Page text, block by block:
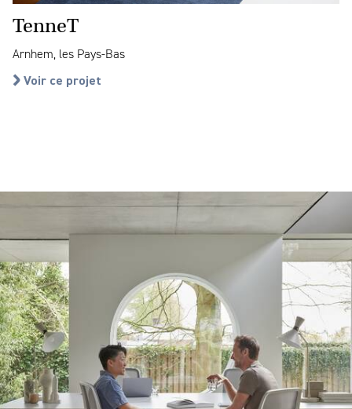
TenneT
Arnhem, les Pays-Bas
Voir ce projet